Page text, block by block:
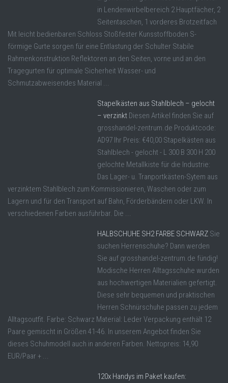
in Lendenwirbelbereich 2 Hauptfächer, 2
Seitentaschen, 1 vorderes Brotzeitfach
Mit leicht bedienbaren Schloss Stoßfester Kunsstoffboden S-
förmige Gurte sorgen für eine Entlastung der Schulter Stabile
Rahmenkonstruktion Reflektoren an den Seiten, vorne und an den
Tragegurten für optimale Sicherheit Wasser- und
Schmutzabweisendes Material ...
Stapelkästen aus Stahlblech – gelocht
– verzinkt Diesen Artikel finden Sie auf
grosshandel-zentrum.de Produktcode:
AD97 Ihr Preis: €40,00 Stapelkästen aus
Stahlblech - gelocht - L 300 B 300 H 200
gelochte Metallkiste für die Industrie:
Das Lager- u. Tranportkästen-Sytem aus
verzinktem Stahlblech zum Kommissionieren, Waschen oder zum
Lagern und für den Transport auf Bahn, Förderbändern oder LKW. In
verschiedenen Farben ausführbar. Die ...
HALBSCHUHE SH2 FARBE SCHWARZ Sie
suchen Herrenschuhe? Dann werden
Sie auf grosshandel-zentrum.de fündig!
Modische Herren Alltagsschuhe wurden
aus hochwertigen Materialien gefertigt.
Diese sehr bequemen und praktischen
Herren Schnürschuhe passen zu jedem
Alltagsoutfit. Farbe: Schwarz Material: Leder Verpackung enthält 12
Paare gemischt in Größen 41-46. In unserem Angebot finden Sie
dieses Schuhmodell auch in anderen Farben. Nettopreis: 14,90
EUR/Paar + ...
120x Handys im Paket kaufen: